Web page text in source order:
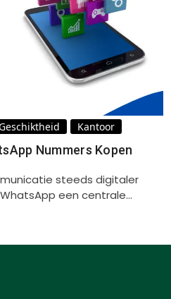
Kantoor
Nummers Kopen
steeds digitaler
een centrale…